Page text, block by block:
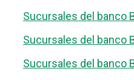
Sucursales del banco
Sucursales del banco
Sucursales del banco